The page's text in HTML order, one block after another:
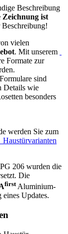
Beschreibung
Zeichnung ist
Beschreibung!
vielen
. Mit unserem
Formate zur
sind
Details wie
besonders
werden Sie zum
Haustürvarianten
206 wurden die
Die
firstAluminium-
Updates.